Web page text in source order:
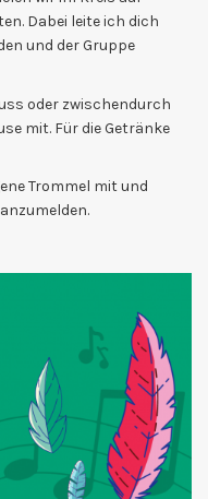
Dabei leite ich dich
und der Gruppe
oder zwischendurch
mit. Für die Getränke
Trommel mit und